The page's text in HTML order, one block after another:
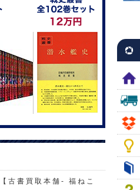
古書買取本舗- 福ねこ